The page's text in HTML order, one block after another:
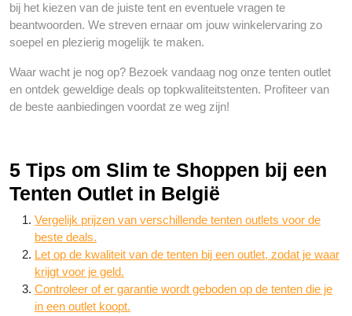
bij het kiezen van de juiste tent en eventuele vragen te
beantwoorden. We streven ernaar om jouw winkelervaring zo
soepel en plezierig mogelijk te maken.
Waar wacht je nog op? Bezoek vandaag nog onze tenten outlet
en ontdek geweldige deals op topkwaliteitstenten. Profiteer van
de beste aanbiedingen voordat ze weg zijn!
5 Tips om Slim te Shoppen bij een
Tenten Outlet in België
Vergelijk prijzen van verschillende tenten outlets voor de
beste deals.
Let op de kwaliteit van de tenten bij een outlet, zodat je waar
krijgt voor je geld.
Controleer of er garantie wordt geboden op de tenten die je
in een outlet koopt.